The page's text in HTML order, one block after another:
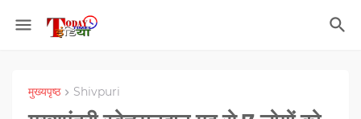
मुख्यपृष्ठ Shivpuri